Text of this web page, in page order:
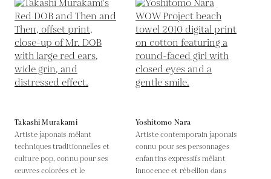
Takashi Murakami
Artiste japonais mêlant
techniques traditionnelles et
culture pop, connu pour ses
œuvres colorées et le
Yoshitomo Nara
Artiste contemporain japonais
connu pour ses personnages
enfantins expressifs mêlant
innocence et rébellion dans